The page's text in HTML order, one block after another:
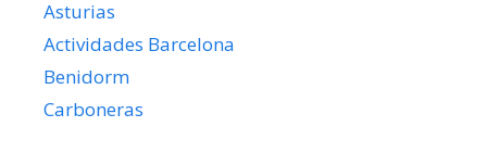
Asturias
Actividades Barcelona
Benidorm
Carboneras